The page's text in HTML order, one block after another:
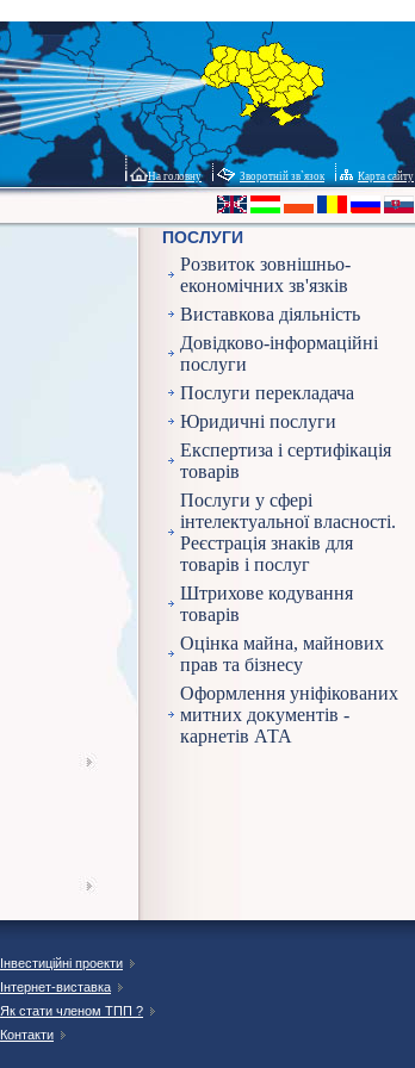
На головну Зворотній зв`язок Карта сайту
ПОСЛУГИ
Розвиток зовнішньо-
економічних зв'язків
Виставкова діяльність
Довідково-інформаційні
послуги
Послуги перекладача
Юридичні послуги
Експертиза і сертифікація
товарів
Послуги у сфері
інтелектуальної власності.
Реєстрація знаків для
товарів і послуг
Штрихове кодування
товарів
Оцінка майна, майнових
прав та бізнесу
Оформлення уніфікованих
митних документів -
карнетів АТА
Інвестиційні проекти
Інтернет-виставка
Як стати членом ТПП ?
Контакти